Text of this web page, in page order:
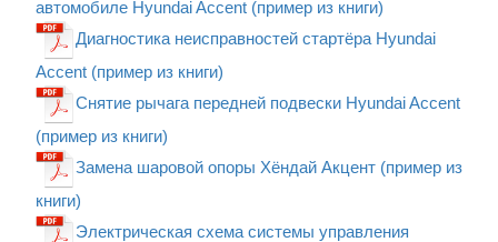
автомобиле Hyundai Accent (пример из книги)
Диагностика неисправностей стартёра Hyundai
Accent (пример из книги)
Снятие рычага передней подвески Hyundai Accent
(пример из книги)
Замена шаровой опоры Хёндай Акцент (пример из
книги)
Электрическая схема системы управления